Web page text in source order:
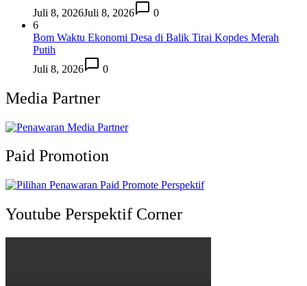
Juli 8, 2026Juli 8, 2026
0
6
Bom Waktu Ekonomi Desa di Balik Tirai Kopdes Merah
Putih
Juli 8, 2026
0
Media Partner
Paid Promotion
Youtube Perspektif Corner